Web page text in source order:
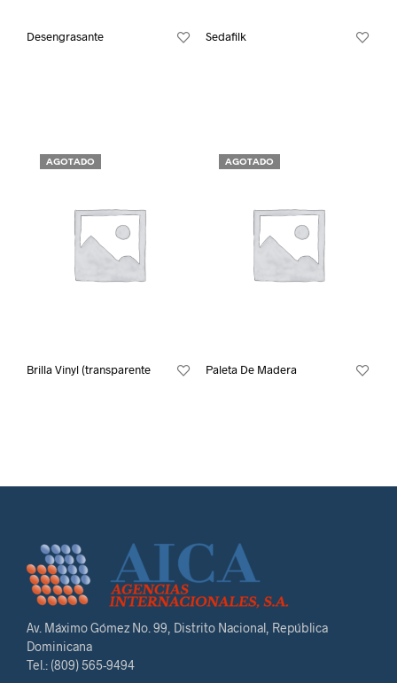
Desengrasante Sedafilk
AGOTADO
Brilla Vinyl (transparente
AGOTADO
Paleta De Madera
Av. Máximo Gómez No. 99, Distrito Nacional, República
Dominicana
Tel.: (809) 565-9494